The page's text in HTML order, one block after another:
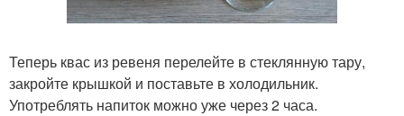
Теперь квас из ревеня перелейте в стеклянную тару,
закройте крышкой и поставьте в холодильник.
Употреблять напиток можно уже через 2 часа.